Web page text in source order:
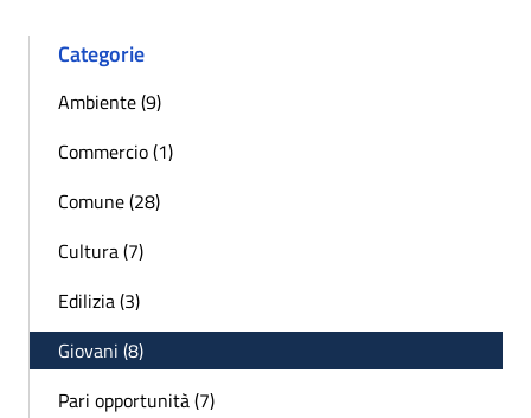
Categorie
Ambiente (9)
Commercio (1)
Comune (28)
Cultura (7)
Edilizia (3)
Giovani (8)
Pari opportunità (7)